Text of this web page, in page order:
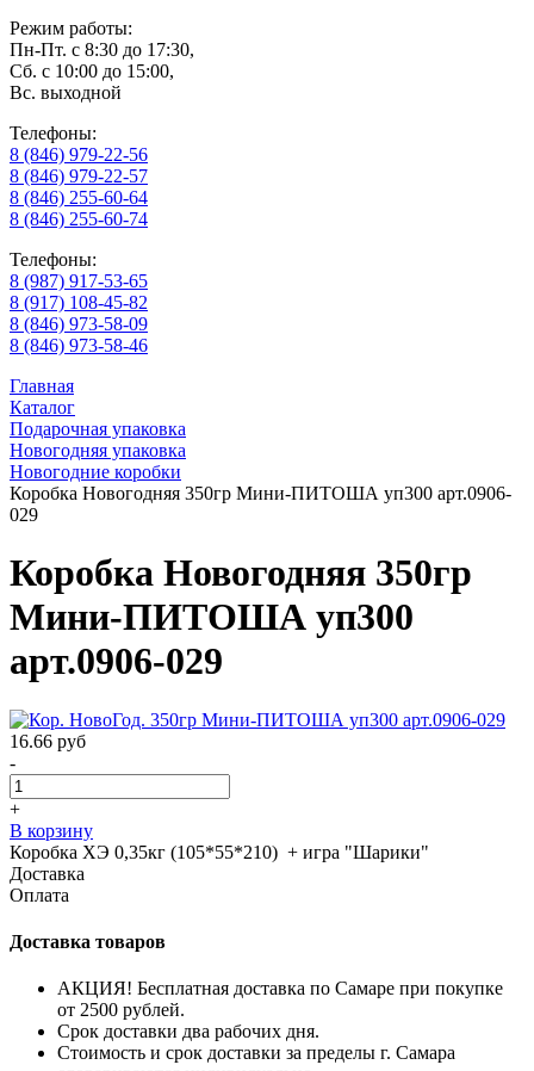
Режим работы:
Пн-Пт. с 8:30 до 17:30,
Сб. с 10:00 до 15:00,
Вс. выходной
Телефоны:
8 (846) 979-22-56
8 (846) 979-22-57
8 (846) 255-60-64
8 (846) 255-60-74
Телефоны:
8 (987) 917-53-65
8 (917) 108-45-82
8 (846) 973-58-09
8 (846) 973-58-46
Главная
Каталог
Подарочная упаковка
Новогодняя упаковка
Новогодние коробки
Коробка Новогодняя 350гр Мини-ПИТОША уп300 арт.0906-
029
Коробка Новогодняя 350гр
Мини-ПИТОША уп300
арт.0906-029
16.66 руб
-
+
В корзину
Коробка ХЭ 0,35кг (105*55*210) + игра "Шарики"
Доставка
Оплата
Доставка товаров
АКЦИЯ! Бесплатная доставка по Самаре при покупке
от 2500 рублей.
Срок доставки два рабочих дня.
Стоимость и срок доставки за пределы г. Самара